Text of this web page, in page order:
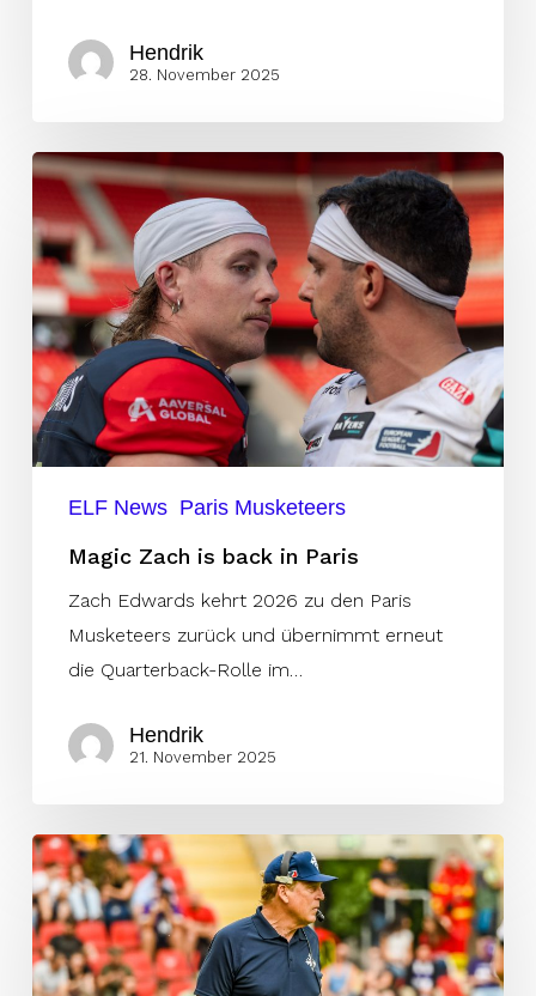
Hendrik
28. November 2025
Magic
Zach
is
back
in
Paris
ELF News Paris Musketeers
Magic Zach is back in Paris
Zach Edwards kehrt 2026 zu den Paris
Musketeers zurück und übernimmt erneut
die Quarterback-Rolle im…
Hendrik
21. November 2025
Jack
Del
Rio
bleibt
in